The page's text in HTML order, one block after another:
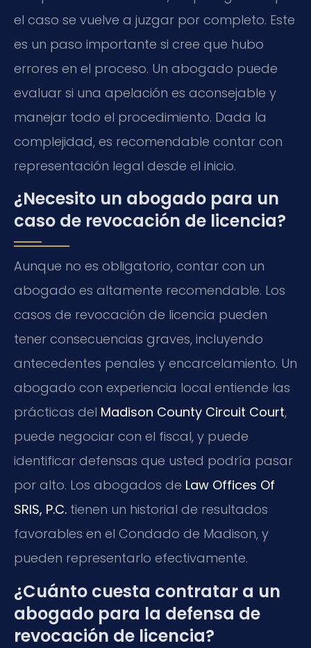
el caso se vuelve a juzgar por completo. Este
es un paso importante si cree que hubo
errores en el proceso. Un abogado puede
evaluar si una apelación es aconsejable y
manejar todo el procedimiento. Dada la
complejidad, es recomendable contar con
representación legal desde el inicio.
¿Necesito un abogado para un
caso de revocación de licencia?
Aunque no es obligatorio, contar con un
abogado es altamente recomendable. Los
casos de revocación de licencia pueden
tener consecuencias graves, incluyendo
antecedentes penales y encarcelamiento. Un
abogado con experiencia local entiende las
prácticas del Madison County Circuit Court,
puede negociar con el fiscal, y puede
identificar defensas que usted podría pasar
por alto. Los abogados de Law Offices Of
SRIS, P.C. tienen un historial de resultados
favorables en el Condado de Madison, y
pueden representarlo efectivamente.
¿Cuánto cuesta contratar a un
abogado para la defensa de
revocación de licencia?